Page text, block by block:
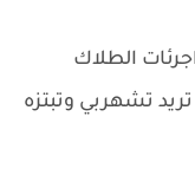
الطلاك
تشهربي وتبتزه